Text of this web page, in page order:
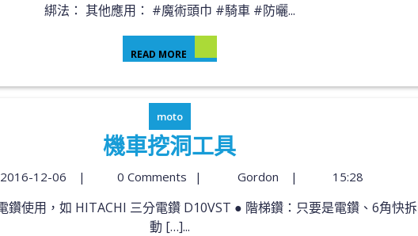
綁法： 其他應用： #魔術頭巾 #騎車 #防曬...
READ MORE
moto
機車挖洞工具
2016-12-06 | 0 Comments | Gordon | 15:28
動 […]...